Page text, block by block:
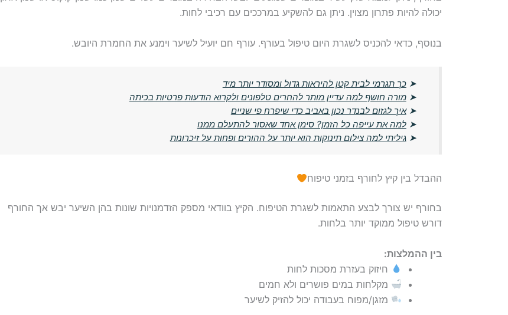
יכולה להיות פתרון מצוין. ניתן גם להשקיע במרככים עם רכיבי לחות.
בנוסף, כדאי להכניס לשגרת היום טיפול בעורף. עורף חם יועיל לשיער וימנע את החמרת היובש.
➤כך תגרמי לבית קטן להיראות גדול ומסודר יותר מיד
➤מורה חושף למה עדיין מותר להחרים טלפונים ולקרוא הודעות פרטיות בכיתה
➤איך לגזום לבנדר נכון באביב כדי שיפרח פי שניים
➤למה את עייפה כל הזמן? סימן אחד שאסור להתעלם ממנו
➤גיליתי למה צילום תינוקות הוא יותר על ההורים ופחות על זיכרונות
ההבדל בין קיץ לחורף בזמני טיפוח
בחורף יש צורך לבצע התאמות לשגרת הטיפוח. הקיץ בוודאי מספק הזדמנויות שונות בהן השיער יבש אך החורף
דורש טיפול ממוקד יותר בלחות.
בין ההמלצות:
חיזוק בעזרת מסכות לחות
מקלחות במים פושרים ולא חמים
מזגן/מפוח בעבודה יכול להזיק לשיער